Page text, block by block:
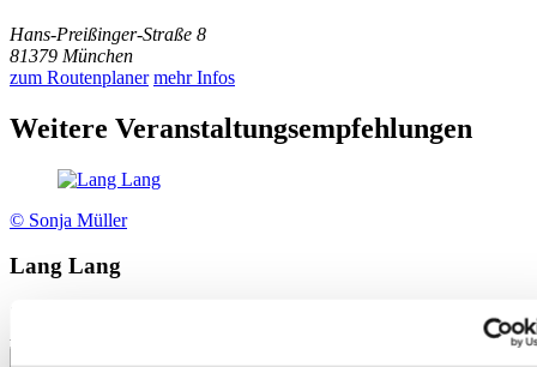
Hans-Preißinger-Straße 8
81379 München
zum Routenplaner mehr Infos
Weitere Veranstaltungsempfehlungen
© Sonja Müller
Lang Lang